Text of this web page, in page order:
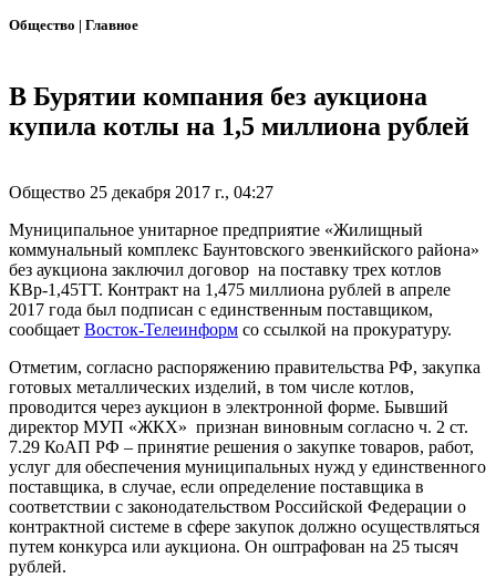
Общество | Главное
В Бурятии компания без аукциона
купила котлы на 1,5 миллиона рублей
Общество 25 декабря 2017 г., 04:27
Муниципальное унитарное предприятие «Жилищный
коммунальный комплекс Баунтовского эвенкийского района»
без аукциона заключил договор на поставку трех котлов
КВр-1,45ТТ. Контракт на 1,475 миллиона рублей в апреле
2017 года был подписан с единственным поставщиком,
сообщает Восток-Телеинформ со ссылкой на прокуратуру.
Отметим, согласно распоряжению правительства РФ, закупка
готовых металлических изделий, в том числе котлов,
проводится через аукцион в электронной форме. Бывший
директор МУП «ЖКХ» признан виновным согласно ч. 2 ст.
7.29 КоАП РФ – принятие решения о закупке товаров, работ,
услуг для обеспечения муниципальных нужд у единственного
поставщика, в случае, если определение поставщика в
соответствии с законодательством Российской Федерации о
контрактной системе в сфере закупок должно осуществляться
путем конкурса или аукциона. Он оштрафован на 25 тысяч
рублей.